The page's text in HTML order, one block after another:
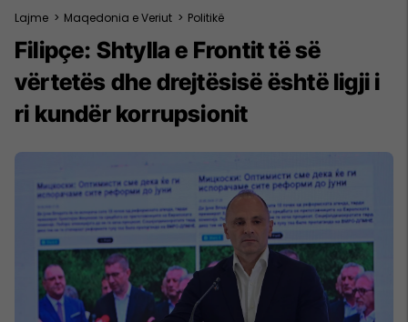
Lajme > Maqedonia e Veriut > Politikë
Filipçe: Shtylla e Frontit të së
vërtetës dhe drejtësisë është ligji i
ri kundër korrupsionit